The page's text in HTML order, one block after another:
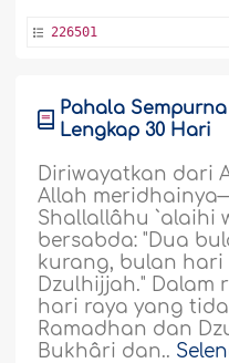
226501
Pahala
Lengkap 30 Hari
Diriwayatkan dari
Allah
Shallallâhu `alaihi
bersabda: "Dua
kurang, bulan hari
Dzulhijjah." Dalam
hari raya yang
Ramadhan dan
Bukhâri dan..